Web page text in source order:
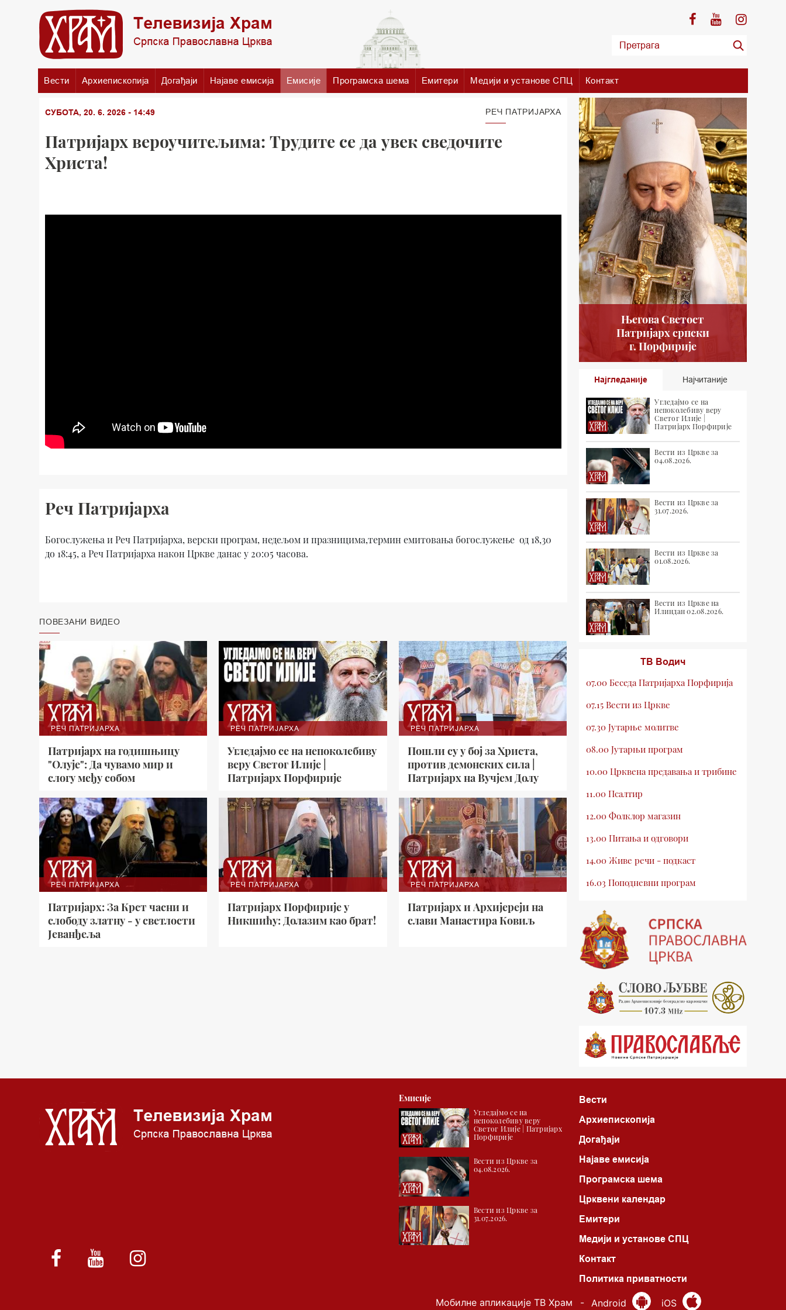
Вести Архиепископија Догађаји Најаве емисија Емисије Програмска шема Емитери Медији и установе СПЦ Контакт
СУБОТА, 20. 6. 2026 - 14:49 РЕЧ ПАТРИЈАРХА
Патријарх вероучитељима: Трудите се да увек сведочите
Христа!
Реч Патријарха
Богослужења и Реч Патријарха, верски програм, недељом и празницима,термин емитовања богослужење од 18,30
до 18:45, а Реч Патријарха након Цркве данас у 20:05 часова.
ПОВЕЗАНИ ВИДЕО
РЕЧ ПАТРИЈАРХА
Патријарх на годишњицу
"Олује": Да чувамо мир и
слогу међу собом
РЕЧ ПАТРИЈАРХА
Угледајмо се на непоколебиву
веру Светог Илије |
Патријарх Порфирије
РЕЧ ПАТРИЈАРХА
Пошли су у бој за Христа,
против демонских сила |
Патријарх на Вучјем Долу
РЕЧ ПАТРИЈАРХА
Патријарх: За Крст часни и
слободу златну - у светлости
Јеванђеља
РЕЧ ПАТРИЈАРХА
Патријарх Порфирије у
Никшићу: Долазим као брат!
РЕЧ ПАТРИЈАРХА
Патријарх и Архијереји на
слави Манастира Ковиљ
Његова Светост
Патријарх српски
г. Порфирије
Најгледаније Најчитаније
Угледајмо се на
непоколебиву веру
Светог Илије |
Патријарх Порфирије
Вести из Цркве за
04.08.2026.
Вести из Цркве за
31.07.2026.
Вести из Цркве за
01.08.2026.
Вести из Цркве на
Илиндан 02.08.2026.
ТВ Водич
07.00 Беседа Патријарха Порфирија
07.15 Вести из Цркве
07.30 Јутарње молитве
08.00 Јутарњи програм
10.00 Црквена предавања и трибине
11.00 Псалтир
12.00 Фолклор магазин
13.00 Питања и одговори
14.00 Живе речи - подкаст
16.03 Поподневни програм
19.03 Млади у Цркви
19.30 Вечерње молитве
20.00 Вести из Цркве
20.15 Реч архијереја
20.30 Хроника Архиепископије
21.03 Врлинослов
22.03 Црквена предавања и трибине
00.03 Црквена предавања и трибине
01.03 Живе речи - подкаст
*најважније вести емитујемо на
Емисије
Угледајмо се на
непоколебиву веру
Светог Илије | Патријарх
Порфирије
Вести из Цркве за
04.08.2026.
Вести из Цркве за
31.07.2026.
Вести
Архиепископија
Догађаји
Најаве емисија
Програмска шема
Црквени календар
Емитери
Медији и установе СПЦ
Контакт
Политика приватности
Мобилне апликације ТВ Храм - Android iOS